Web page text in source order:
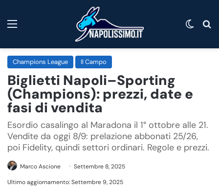
Champions League Il Campo
Biglietti Napoli–Sporting
(Champions): prezzi, date e
fasi di vendita
Esordio casalingo al Maradona il 1° ottobre alle 21.
Vendite da oggi 8/9: prelazione abbonati 25/26,
poi Fidelity, quindi settori ordinari. Regole e prezzi.
Marco Ascione
Settembre 8, 2025
Ultimo aggiornamento: Settembre 9, 2025